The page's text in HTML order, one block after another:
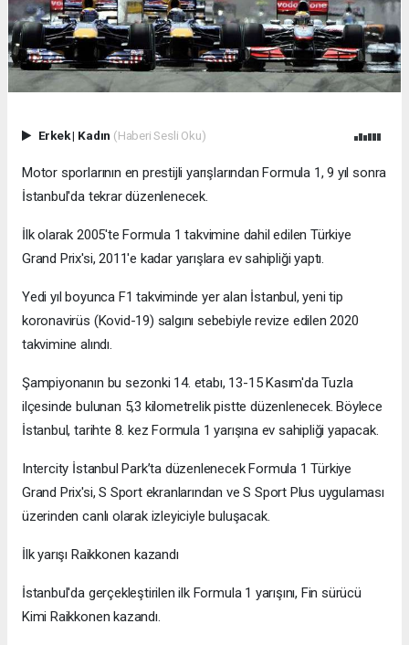
Erkek| Kadın (Haberi Sesli Oku)
Motor sporlarının en prestijli yarışlarından Formula 1, 9 yıl sonra
İstanbul'da tekrar düzenlenecek.
İlk olarak 2005'te Formula 1 takvimine dahil edilen Türkiye
Grand Prix'si, 2011'e kadar yarışlara ev sahipliği yaptı.
Yedi yıl boyunca F1 takviminde yer alan İstanbul, yeni tip
koronavirüs (Kovid-19) salgını sebebiyle revize edilen 2020
takvimine alındı.
Şampiyonanın bu sezonki 14. etabı, 13-15 Kasım'da Tuzla
ilçesinde bulunan 5,3 kilometrelik pistte düzenlenecek. Böylece
İstanbul, tarihte 8. kez Formula 1 yarışına ev sahipliği yapacak.
Intercity İstanbul Park’ta düzenlenecek Formula 1 Türkiye
Grand Prix'si, S Sport ekranlarından ve S Sport Plus uygulaması
üzerinden canlı olarak izleyiciyle buluşacak.
İlk yarışı Raikkonen kazandı
İstanbul'da gerçekleştirilen ilk Formula 1 yarışını, Fin sürücü
Kimi Raikkonen kazandı.